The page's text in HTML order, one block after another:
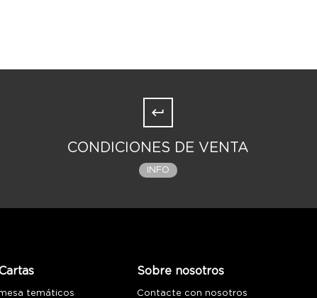
CONDICIONES DE VENTA
INFO
temáticos
Sobre nosotros
Contacte con nosotros